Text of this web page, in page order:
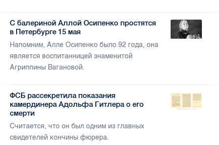
С балериной Аллой Осипенко простятся
в Петербурге 15 мая
Напомним, Алле Осипенко было 92 года, она
является воспитанницей знаменитой
Агриппины Вагановой.
ФСБ рассекретила показания
камердинера Адольфа Гитлера о его
смерти
Считается, что он был одним из главных
свидетелей кончины фюрера.